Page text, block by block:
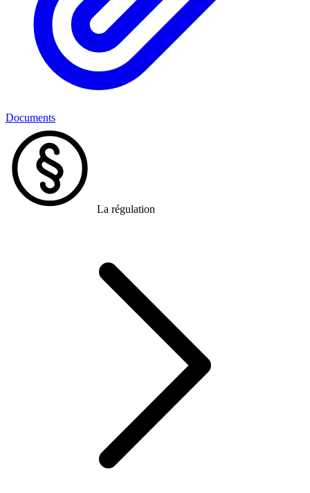
Documents
La régulation